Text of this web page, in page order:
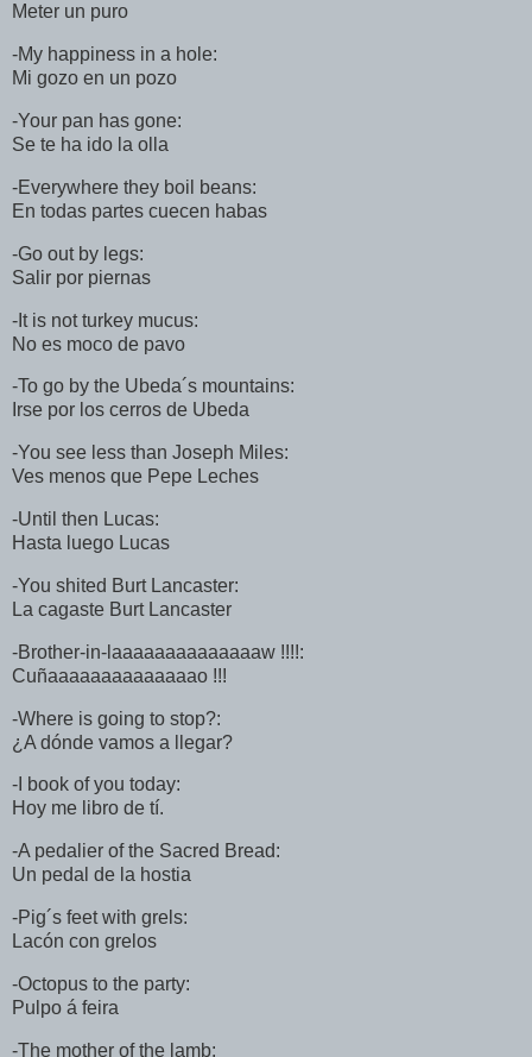
Meter un puro
-My happiness in a hole:
Mi gozo en un pozo
-Your pan has gone:
Se te ha ido la olla
-Everywhere they boil beans:
En todas partes cuecen habas
-Go out by legs:
Salir por piernas
-It is not turkey mucus:
No es moco de pavo
-To go by the Ubeda´s mountains:
Irse por los cerros de Ubeda
-You see less than Joseph Miles:
Ves menos que Pepe Leches
-Until then Lucas:
Hasta luego Lucas
-You shited Burt Lancaster:
La cagaste Burt Lancaster
-Brother-in-laaaaaaaaaaaaaaw !!!!:
Cuñaaaaaaaaaaaaaao !!!
-Where is going to stop?:
¿A dónde vamos a llegar?
-I book of you today:
Hoy me libro de tí.
-A pedalier of the Sacred Bread:
Un pedal de la hostia
-Pig´s feet with grels:
Lacón con grelos
-Octopus to the party:
Pulpo á feira
-The mother of the lamb: